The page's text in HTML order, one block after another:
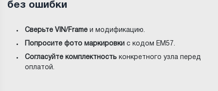
без ошибки
Сверьте VIN/Frame и модификацию.
Попросите фото маркировки с кодом EM57.
Согласуйте комплектность конкретного узла перед
оплатой.